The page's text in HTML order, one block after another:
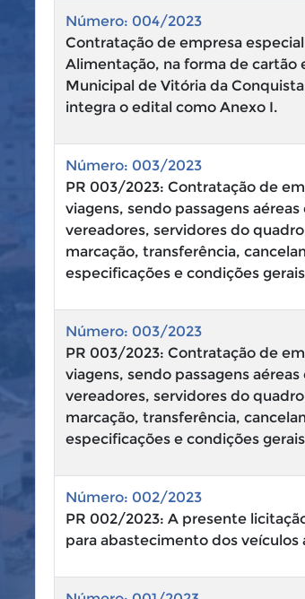
Número: 004/2023
Contratação de empresa
Alimentação, na forma de cartão
Municipal de Vitória da
integra o edital como Anexo I.
Número: 003/2023
PR 003/2023: Contratação de
viagens, sendo passagens
vereadores, servidores do
marcação, transferência,
especificações e condições
Número: 003/2023
PR 003/2023: Contratação de
viagens, sendo passagens
vereadores, servidores do
marcação, transferência,
especificações e condições
Número: 002/2023
PR 002/2023: A presente
para abastecimento dos